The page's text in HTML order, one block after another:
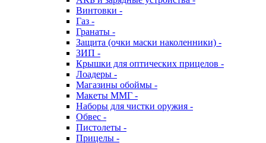
Винтовки -
Газ -
Гранаты -
Защита (очки маски наколенники) -
ЗИП -
Крышки для оптических прицелов -
Лоадеры -
Магазины обоймы -
Макеты ММГ -
Наборы для чистки оружия -
Обвес -
Пистолеты -
Прицелы -